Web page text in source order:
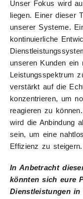
Unser Fokus wird
liegen. Einer dieser
unserer Systeme.
kontinuierliche
unseren Kunden ein
Leistungsspektrum
verstärkt auf die
konzentrieren, um
reagieren zu
wird die Anbindung
sein, um eine
Effizienz zu steigern.
In Anbetracht
könnten sich eure
Dienstleistungen